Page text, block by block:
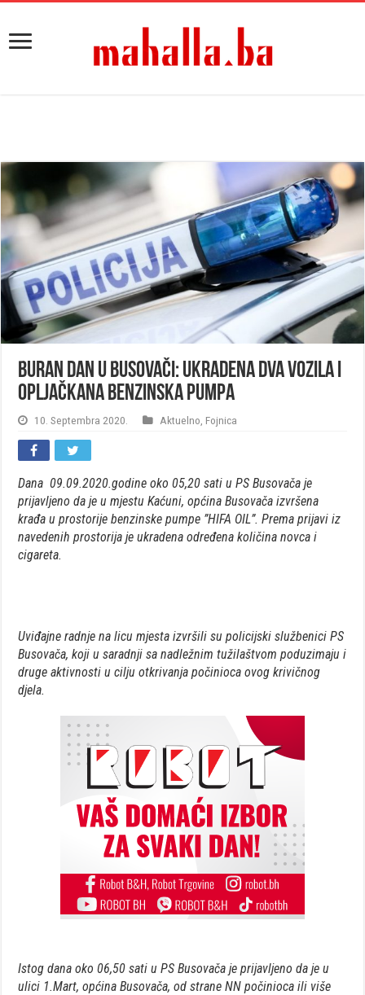
Buran dan u Busovači: Ukradena dva vozila i
opljačkana benzinska pumpa
10. Septembra 2020. Aktuelno Fojnica
Dana 09.09.2020.godine oko 05,20 sati u PS Busovača je
prijavljeno da je u mjestu Kaćuni, općina Busovača izvršena
krađa u prostorije benzinske pumpe ”HIFA OIL”. Prema prijavi iz
navedenih prostorija je ukradena određena količina novca i
cigareta.
Uviđajne radnje na licu mjesta izvršili su policijski službenici PS
Busovača, koji u saradnji sa nadležnim tužilaštvom poduzimaju i
druge aktivnosti u cilju otkrivanja počinioca ovog krivičnog
djela.
Istog dana oko 06,50 sati u PS Busovača je prijavljeno da je u
ulici 1.Mart, općina Busovača, od strane NN počinioca ili više